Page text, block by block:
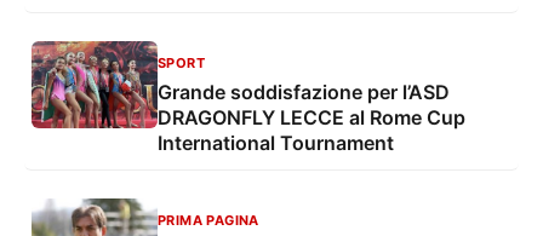
SPORT
Grande soddisfazione per l’ASD
DRAGONFLY LECCE al Rome Cup
International Tournament
PRIMA PAGINA